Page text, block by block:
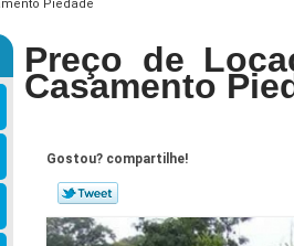
Piedade
Preço de
Casamento
Gostou? compartilhe!